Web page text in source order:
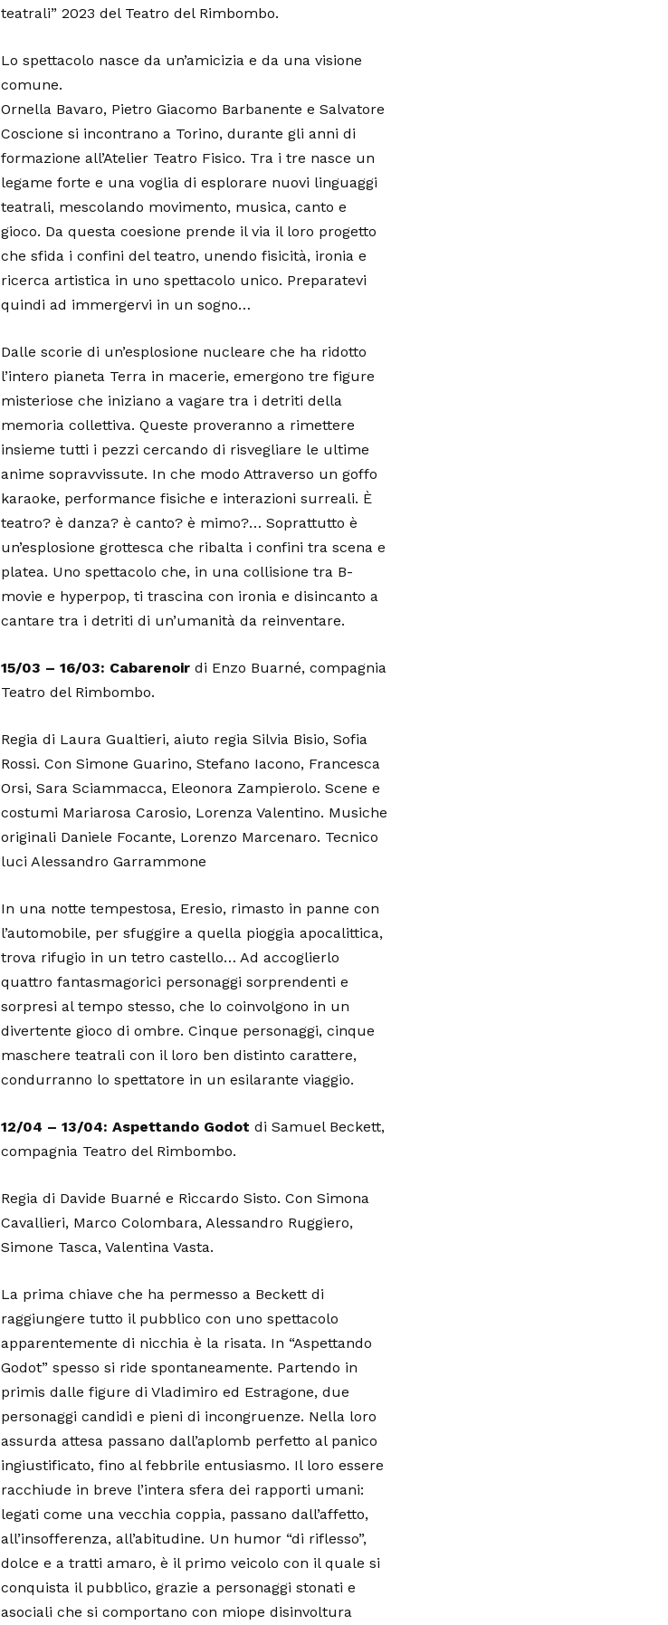
teatrali” 2023 del Teatro del Rimbombo.
Lo spettacolo nasce da un’amicizia e da una visione
comune.
Ornella Bavaro, Pietro Giacomo Barbanente e Salvatore
Coscione si incontrano a Torino, durante gli anni di
formazione all’Atelier Teatro Fisico. Tra i tre nasce un
legame forte e una voglia di esplorare nuovi linguaggi
teatrali, mescolando movimento, musica, canto e
gioco. Da questa coesione prende il via il loro progetto
che sfida i confini del teatro, unendo fisicità, ironia e
ricerca artistica in uno spettacolo unico. Preparatevi
quindi ad immergervi in un sogno…
Dalle scorie di un’esplosione nucleare che ha ridotto
l’intero pianeta Terra in macerie, emergono tre figure
misteriose che iniziano a vagare tra i detriti della
memoria collettiva. Queste proveranno a rimettere
insieme tutti i pezzi cercando di risvegliare le ultime
anime sopravvissute. In che modo Attraverso un goffo
karaoke, performance fisiche e interazioni surreali. È
teatro? è danza? è canto? è mimo?… Soprattutto è
un’esplosione grottesca che ribalta i confini tra scena e
platea. Uno spettacolo che, in una collisione tra B-
movie e hyperpop, ti trascina con ironia e disincanto a
cantare tra i detriti di un’umanità da reinventare.
15/03 – 16/03: Cabarenoir di Enzo Buarné, compagnia
Teatro del Rimbombo.
Regia di Laura Gualtieri, aiuto regia Silvia Bisio, Sofia
Rossi. Con Simone Guarino, Stefano Iacono, Francesca
Orsi, Sara Sciammacca, Eleonora Zampierolo. Scene e
costumi Mariarosa Carosio, Lorenza Valentino. Musiche
originali Daniele Focante, Lorenzo Marcenaro. Tecnico
luci Alessandro Garrammone
In una notte tempestosa, Eresio, rimasto in panne con
l’automobile, per sfuggire a quella pioggia apocalittica,
trova rifugio in un tetro castello… Ad accoglierlo
quattro fantasmagorici personaggi sorprendenti e
sorpresi al tempo stesso, che lo coinvolgono in un
divertente gioco di ombre. Cinque personaggi, cinque
maschere teatrali con il loro ben distinto carattere,
condurranno lo spettatore in un esilarante viaggio.
12/04 – 13/04: Aspettando Godot di Samuel Beckett,
compagnia Teatro del Rimbombo.
Regia di Davide Buarné e Riccardo Sisto. Con Simona
Cavallieri, Marco Colombara, Alessandro Ruggiero,
Simone Tasca, Valentina Vasta.
La prima chiave che ha permesso a Beckett di
raggiungere tutto il pubblico con uno spettacolo
apparentemente di nicchia è la risata. In “Aspettando
Godot” spesso si ride spontaneamente. Partendo in
primis dalle figure di Vladimiro ed Estragone, due
personaggi candidi e pieni di incongruenze. Nella loro
assurda attesa passano dall’aplomb perfetto al panico
ingiustificato, fino al febbrile entusiasmo. Il loro essere
racchiude in breve l’intera sfera dei rapporti umani:
legati come una vecchia coppia, passano dall’affetto,
all’insofferenza, all’abitudine. Un humor “di riflesso”,
dolce e a tratti amaro, è il primo veicolo con il quale si
conquista il pubblico, grazie a personaggi stonati e
asociali che si comportano con miope disinvoltura